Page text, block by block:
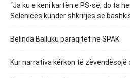
“Ja ku e keni kartën e PS-së, do ta
Selenicës kundër shkrirjes së
Belinda Balluku paraqitet në SPAK
Kur narrativa kërkon të zëvendësojë